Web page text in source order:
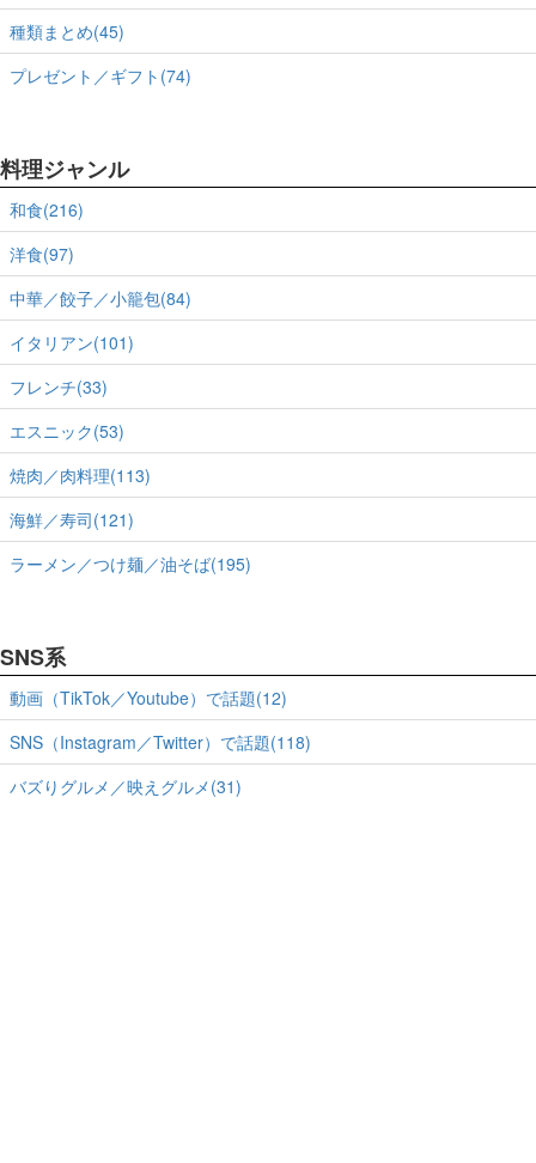
種類まとめ(45)
プレゼント／ギフト(74)
料理ジャンル
和食(216)
洋食(97)
中華／餃子／小籠包(84)
イタリアン(101)
フレンチ(33)
エスニック(53)
焼肉／肉料理(113)
海鮮／寿司(121)
ラーメン／つけ麺／油そば(195)
SNS系
動画（TikTok／Youtube）で話題(12)
SNS（Instagram／Twitter）で話題(118)
バズりグルメ／映えグルメ(31)